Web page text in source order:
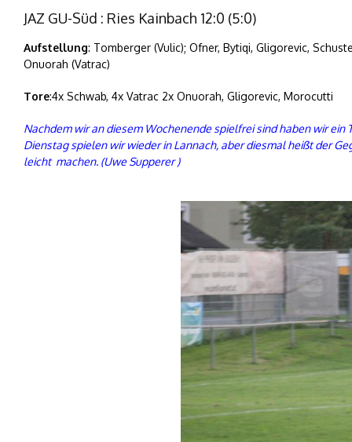
JAZ GU-Süd : Ries Kainbach 12:0 (5:0)
Aufstellung: Tomberger (Vulic); Ofner, Bytiqi, Gligorevic,
Onuorah (Vatrac)
Tore:4x Schwab, 4x Vatrac 2x Onuorah, Gligorevic, Morocutti
Nachdem wir an diesem Wochenende spielfrei sind haben wir
Dienstag spielen wir wieder in Lannach, aber diesmal heißt der
leicht machen. (Uwe Supperer)